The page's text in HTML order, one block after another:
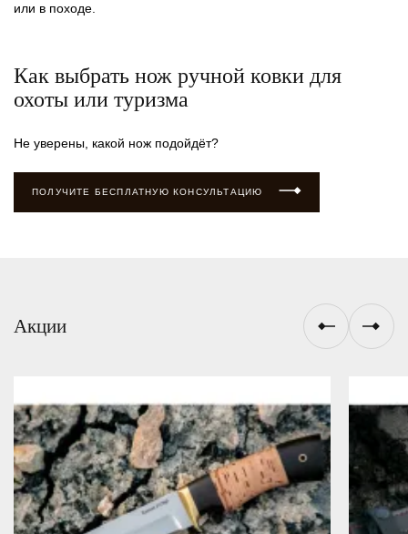
или в походе.
Как выбрать нож ручной ковки для
охоты или туризма
Не уверены, какой нож подойдёт?
ПОЛУЧИТЕ БЕСПЛАТНУЮ КОНСУЛЬТАЦИЮ
Акции